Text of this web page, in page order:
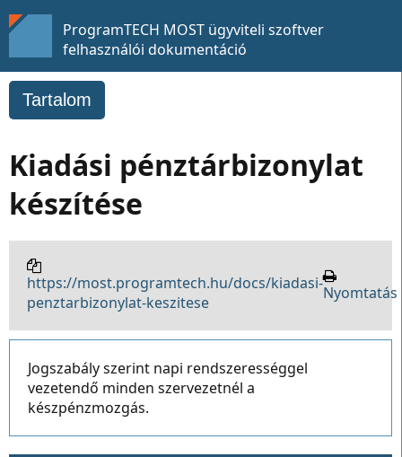
ProgramTECH MOST ügyviteli szoftver
felhasználói dokumentáció
Tartalom
Kiadási pénztárbizonylat
készítése
https://most.programtech.hu/docs/kiadasi-
penztarbizonylat-keszitese
Nyomtatás
Jogszabály szerint napi rendszerességgel
vezetendő minden szervezetnél a
készpénzmozgás.